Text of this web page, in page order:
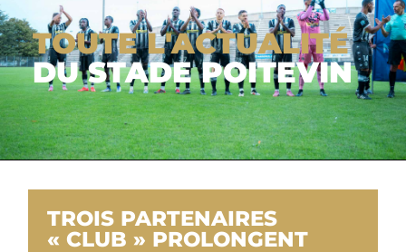
TOUTE L'ACTUALITÉ
DU STADE POITEVIN
TROIS PARTENAIRES
« CLUB » PROLONGENT